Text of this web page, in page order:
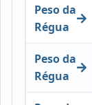
Peso da
Régua
Peso da
Régua